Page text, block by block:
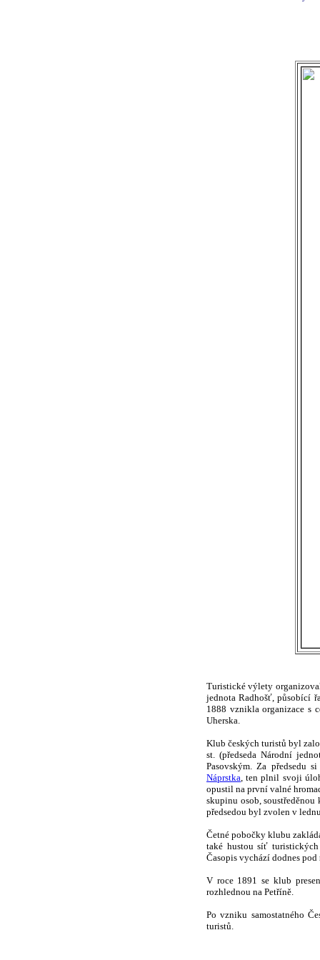
Turistické výlety
jednota Radhošť, působící
1888 vznikla organizace s
Uherska.
Klub českých turistů byl
st. (předseda Národní
Pasovským. Za předsedu
Náprstka, ten plnil svoji
opustil na první valné
skupinu osob,
předsedou byl zvolen v
Četné pobočky klubu
také hustou síť
Časopis vychází dodnes pod
V roce 1891 se klub
rozhlednou na Petříně.
Po vzniku samostatného
turistů.